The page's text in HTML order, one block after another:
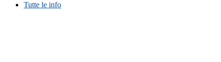
Tutte le info